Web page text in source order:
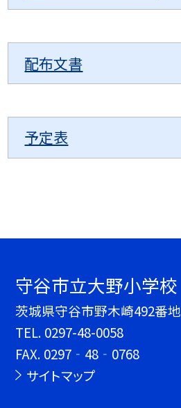
配布文書
予定表
守谷市立大野小学校
茨城県守谷市野木崎492番地
TEL. 0297-48-0058
FAX. 0297‐48‐0768
サイトマップ